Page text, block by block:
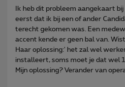
Ik heb dit probleem aangekaart
eerst dat ik bij een of ander
terecht gekomen was. Een
accent kende er geen bal van.
Haar oplossing:' het zal wel
installeert, soms moet je dat wel
Mijn oplossing? Verander van